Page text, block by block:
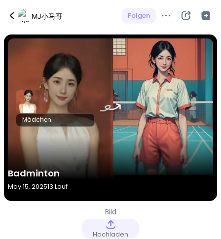
MJ小马哥 Folgen
Mädchen
Badminton
May 15, 202513 Lauf
Bild
Hochladen